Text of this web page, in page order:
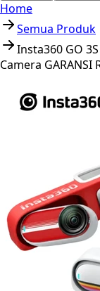
Home
Semua Produk
Insta360 GO
Camera GARANSI